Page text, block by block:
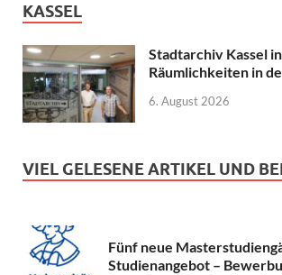
KASSEL
Stadtarchiv Kassel
Räumlichkeiten in
6. August 2026
VIEL GELESENE ARTIKEL UND
Fünf neue
Studienangebot –